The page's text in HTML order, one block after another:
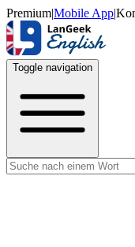
Premium|Mobile App|
Toggle navigation